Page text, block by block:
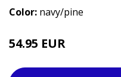
Color: navy/pine
54.95 EUR